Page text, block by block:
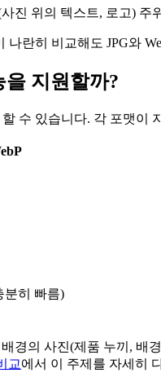
진 위의 텍스트, 로고)
나란히 비교해도 JPG와
을 지원할까?
수 있습니다. 각 포맷이
분히 빠름)
경의 사진(제품 누끼, 배
교에서 이 주제를 자세히